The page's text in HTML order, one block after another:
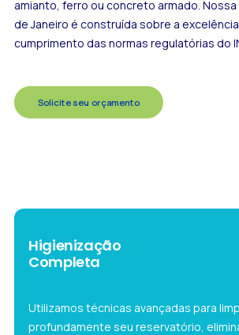
amianto, ferro ou concreto armado.
de Janeiro é construída sobre a
cumprimento das normas regulatórias do
Solicite seu orçamento
Higienização
Completa
Utilizamos técnicas avançadas para
profundamente seu reservatório,